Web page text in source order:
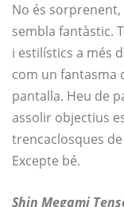
No és
sembla fantàstic.
i estilístics a més
com un fantasma
pantalla. Heu de
assolir objectius
trencaclosques
Excepte bé.
Shin Megami